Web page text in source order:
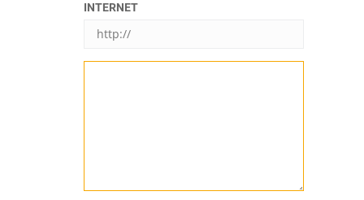
INTERNET